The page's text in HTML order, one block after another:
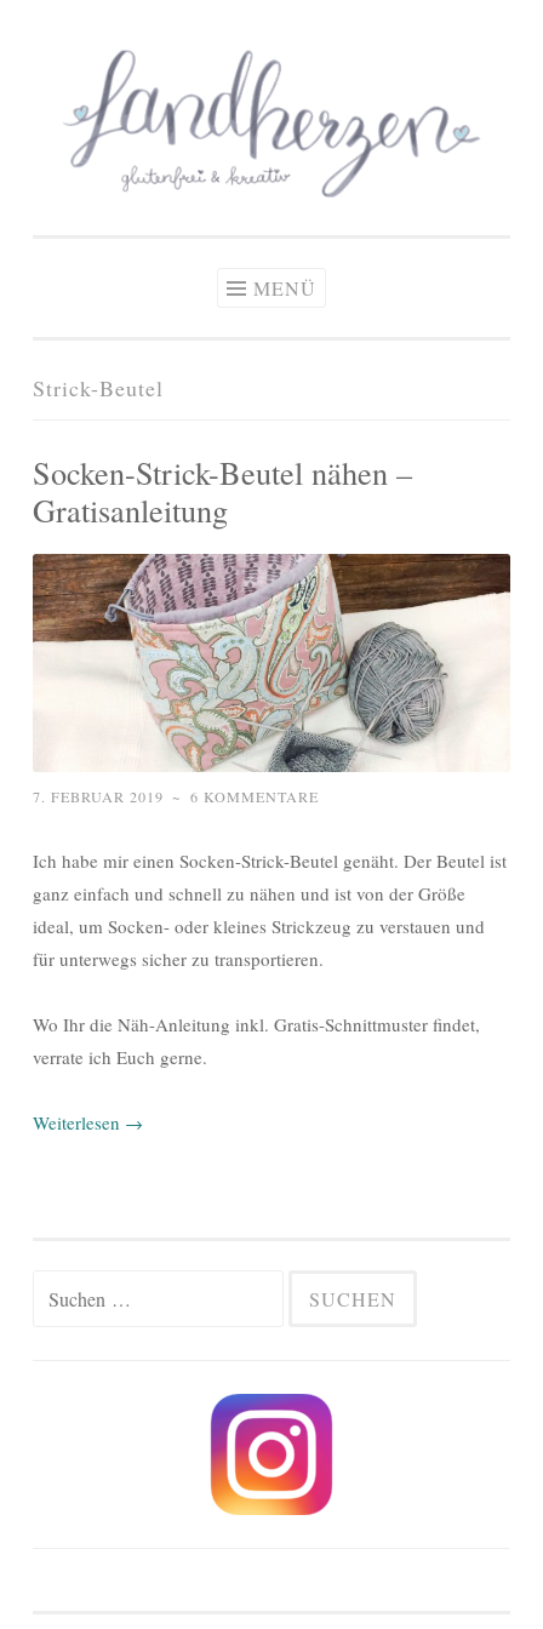
springen
Zöliakie, glutenfreie Ernährung
MENÜ
Strick-Beutel
Socken-Strick-Beutel nähen –
Gratisanleitung
7. FEBRUAR 2019 ~ 6 KOMMENTARE
Ich habe mir einen Socken-Strick-Beutel genäht. Der Beutel ist
ganz einfach und schnell zu nähen und ist von der Größe
ideal, um Socken- oder kleines Strickzeug zu verstauen und
für unterwegs sicher zu transportieren.
Wo Ihr die Näh-Anleitung inkl. Gratis-Schnittmuster findet,
verrate ich Euch gerne.
Weiterlesen →
Suchen